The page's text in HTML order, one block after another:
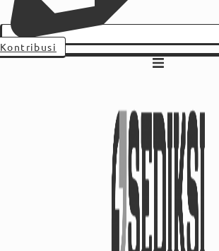
Kontribusi